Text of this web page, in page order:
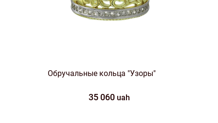
Обручальные кольца "Узоры"
35 060 uah